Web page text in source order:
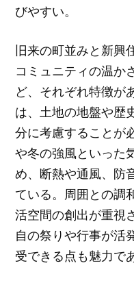
びやすい。
旧来の町並みと新興
コミュニティの温か
ど、それぞれ特徴が
は、土地の地盤や歴
分に考慮することが
や冬の強風といった
め、断熱や通風、防
ている。周囲との調
活空間の創出が重視
自の祭りや行事が活
受できる点も魅力で